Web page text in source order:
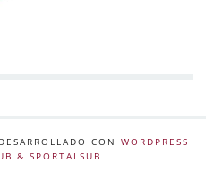
CON WORDPRESS
& SPORTALSUB